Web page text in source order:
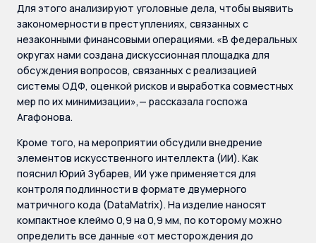
Для этого анализируют уголовные дела, чтобы выявить
закономерности в преступлениях, связанных с
незаконными финансовыми операциями. «В федеральных
округах нами создана дискуссионная площадка для
обсуждения вопросов, связанных с реализацией
системы ОДФ, оценкой рисков и выработка совместных
мер по их минимизации»,— рассказала госпожа
Агафонова.
Кроме того, на мероприятии обсудили внедрение
элементов искусственного интеллекта (ИИ). Как
пояснил Юрий Зубарев, ИИ уже применяется для
контроля подлинности в формате двумерного
матричного кода (DataMatrix). На изделие наносят
компактное клеймо 0,9 на 0,9 мм, по которому можно
определить все данные «от месторождения до